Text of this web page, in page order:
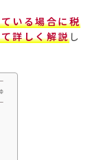
いる場合に税
詳しく解説し